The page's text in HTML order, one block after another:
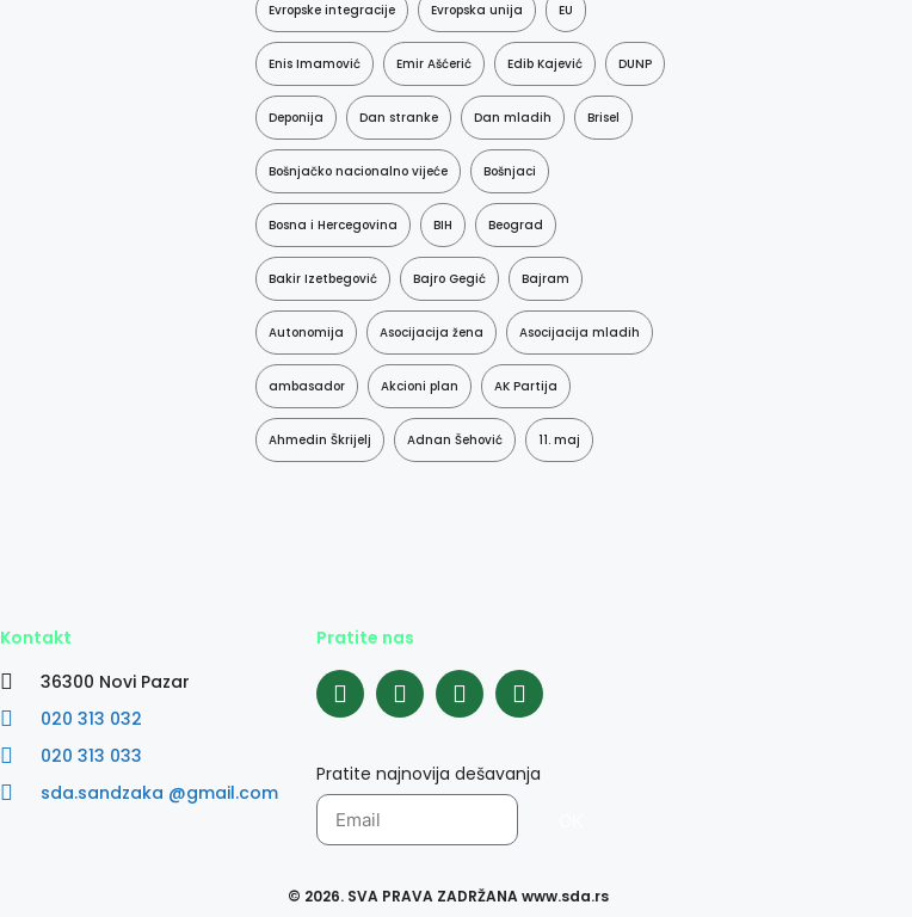
Evropske integracije Evropska unija EU
Enis Imamović Emir Ašćerić Edib Kajević DUNP
Deponija Dan stranke Dan mladih Brisel
Bošnjačko nacionalno vijeće Bošnjaci
Bosna i Hercegovina BIH Beograd
Bakir Izetbegović Bajro Gegić Bajram
Autonomija Asocijacija žena Asocijacija mladih
ambasador Akcioni plan AK Partija
Ahmedin Škrijelj Adnan Šehović 11. maj
Kontakt
36300 Novi Pazar
020 313 032
020 313 033
sda.sandzaka @gmail.com
Pratite nas
Pratite najnovija dešavanja
© 2026. SVA PRAVA ZADRŽANA www.sda.rs